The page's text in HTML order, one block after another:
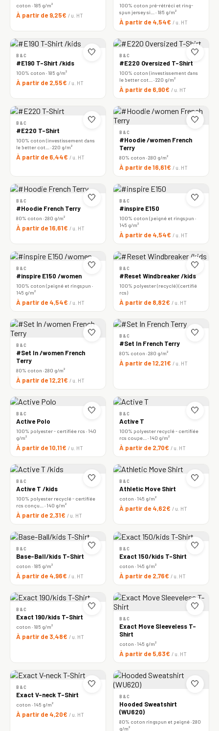
coton · 185 g/m²
À partir de 9,25€ / u. HT
100% coton pré-rétréci et ring-
spun jersey si… · 185 g/m²
À partir de 4,54€ / u. HT
🤍
B&C
#E190 T-Shirt /kids
100% coton · 185 g/m²
À partir de 2,55€ / u. HT
🤍
B&C
#E220 Oversized T-Shirt
100% coton (investissement dans
le better cot… · 220 g/m²
À partir de 6,90€ / u. HT
🤍
B&C
#E220 T-Shirt
100% coton (investissement dans
le better cot… · 220 g/m²
À partir de 6,44€ / u. HT
🤍
B&C
#Hoodie /women French
Terry
80% coton · 280 g/m²
À partir de 16,61€ / u. HT
🤍
B&C
#Hoodie French Terry
80% coton · 280 g/m²
À partir de 16,61€ / u. HT
🤍
B&C
#inspire E150
100% coton (peigné et ringspun ·
145 g/m²
À partir de 4,54€ / u. HT
🤍
B&C
#inspire E150 /women
100% coton (peigné et ringspun ·
145 g/m²
À partir de 4,54€ / u. HT
🤍
B&C
#Reset Windbreaker /kids
100% polyester (recyclé) (certifié
rcs)
À partir de 8,82€ / u. HT
🤍
B&C
#Set In /women French
Terry
80% coton · 280 g/m²
À partir de 12,21€ / u. HT
🤍
B&C
#Set In French Terry
80% coton · 280 g/m²
À partir de 12,21€ / u. HT
🤍
B&C
Active Polo
100% polyester - certifiée rcs · 140
g/m²
À partir de 10,11€ / u. HT
🤍
B&C
Active T
100% polyester recyclé - certifiée
rcs coupe… · 140 g/m²
À partir de 2,70€ / u. HT
🤍
B&C
Active T /kids
100% polyester recyclé - certifiée
rcs conçu… · 140 g/m²
À partir de 2,31€ / u. HT
🤍
B&C
Athletic Move Shirt
coton · 145 g/m²
À partir de 4,62€ / u. HT
🤍
B&C
Base-Ball/kids T-Shirt
coton · 185 g/m²
À partir de 4,96€ / u. HT
🤍
B&C
Exact 150/kids T-Shirt
coton · 145 g/m²
À partir de 2,76€ / u. HT
🤍
B&C
Exact 190/kids T-Shirt
coton · 185 g/m²
À partir de 3,48€ / u. HT
🤍
B&C
Exact Move Sleeveless T-
Shirt
coton · 145 g/m²
À partir de 5,63€ / u. HT
🤍
B&C
Exact V-neck T-Shirt
coton · 145 g/m²
À partir de 4,20€ / u. HT
🤍
B&C
Hooded Sweatshirt
(WU620)
80% coton ringspun et peigné · 280
g/m²